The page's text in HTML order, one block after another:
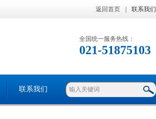
返回首页 联系我们
全国统一服务热线：
021-51875103
联系我们